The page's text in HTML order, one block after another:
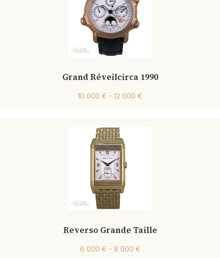
Grand Réveilcirca 1990
10 000 € - 12 000 €
Reverso Grande Taille
6 000 € - 8 000 €